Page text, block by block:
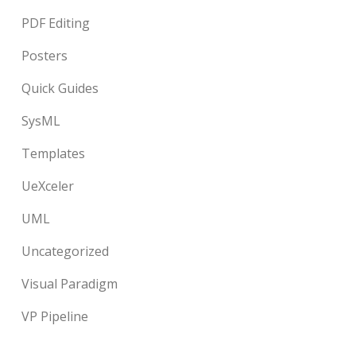
PDF Editing
Posters
Quick Guides
SysML
Templates
UeXceler
UML
Uncategorized
Visual Paradigm
VP Pipeline